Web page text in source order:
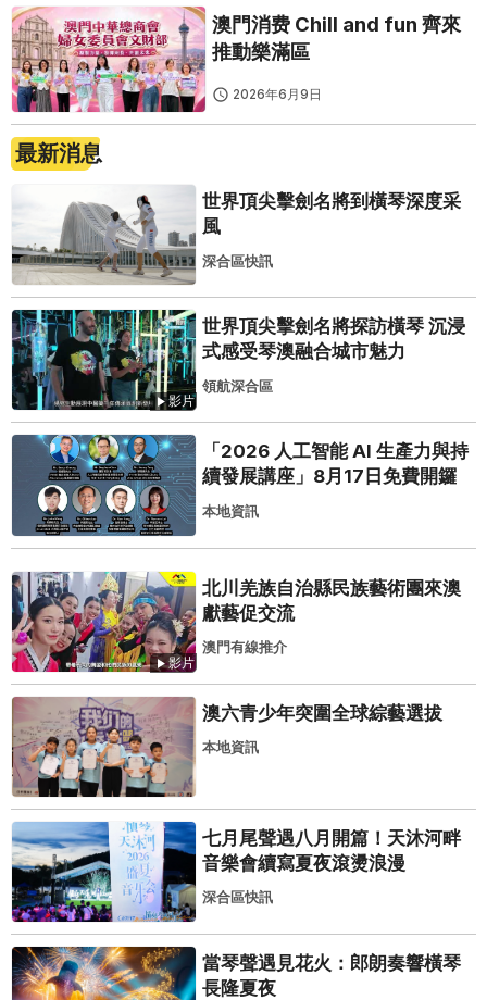
澳門消费 Chill and fun 齊來
推動樂滿區
2026年6月9日
最新消息
世界頂尖擊劍名將到橫琴深度采
風
深合區快訊
影片
世界頂尖擊劍名將探訪橫琴 沉浸
式感受琴澳融合城市魅力
領航深合區
「2026 人工智能 AI 生產力與持
續發展講座」8月17日免費開鑼
本地資訊
影片
北川羌族自治縣民族藝術團來澳
獻藝促交流
澳門有線推介
澳六青少年突圍全球綜藝選拔
本地資訊
七月尾聲遇八月開篇！天沐河畔
音樂會續寫夏夜滾燙浪漫
深合區快訊
當琴聲遇見花火：郎朗奏響橫琴
長隆夏夜